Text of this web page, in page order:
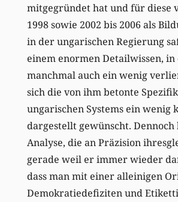
mitgegründet hat und für diese
1998 sowie 2002 bis 2006 als
in der ungarischen Regierung
einem enormen Detailwissen, in
manchmal auch ein wenig
sich die von ihm betonte
ungarischen Systems ein wenig
dargestellt gewünscht.
Analyse, die an Präzision
gerade weil er immer wieder
dass man mit einer alleinigen
Demokratiedefiziten und